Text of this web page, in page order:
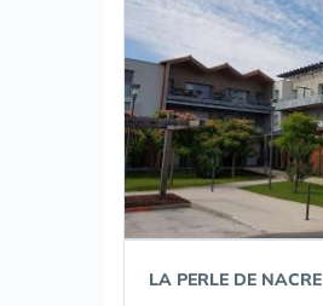
LA PERLE DE NACRE